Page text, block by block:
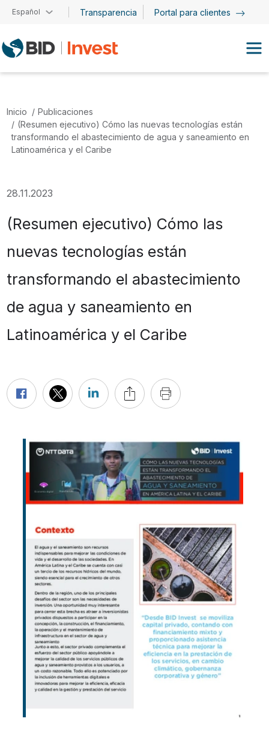
Pasar al contenido principal
Español Transparencia Portal para clientes
Inicio
Publicaciones
(Resumen ejecutivo) Cómo las nuevas tecnologías están
transformando el abastecimiento de agua y saneamiento en
Latinoamérica y el Caribe
28.11.2023
(Resumen ejecutivo) Cómo las
nuevas tecnologías están
transformando el abastecimiento
de agua y saneamiento en
Latinoamérica y el Caribe